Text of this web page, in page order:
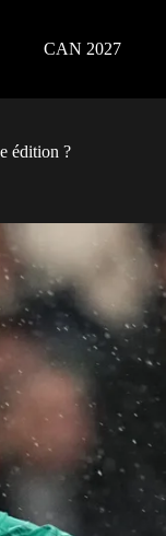
CAN 2027
édition ?